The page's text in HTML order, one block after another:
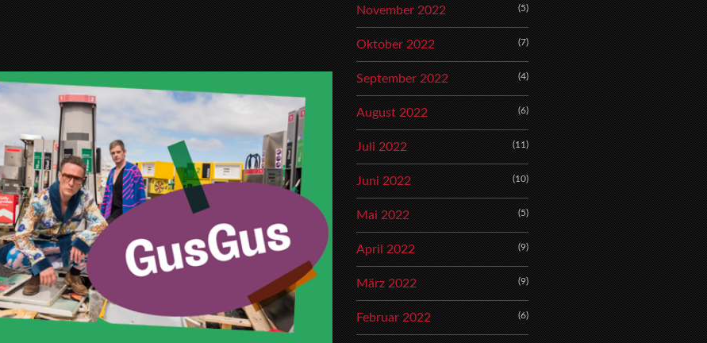
November 2022 (5)
Oktober 2022 (7)
September 2022 (4)
August 2022 (6)
Juli 2022 (11)
Juni 2022 (10)
Mai 2022 (5)
April 2022 (9)
März 2022 (9)
Februar 2022 (6)